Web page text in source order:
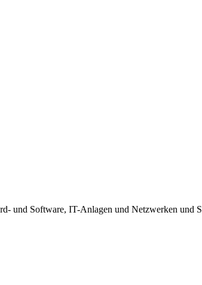
und Software, IT-Anlagen und Netzwerken und